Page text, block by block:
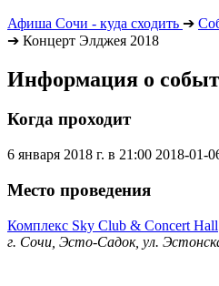
Афиша Сочи - куда сходить ➔
➔ Концерт Элджея 2018
Информация о
Когда проходит
6 января 2018 г. в 21:00 2018-01-
Место проведения
Комплекс Sky Club & Concert Hall
г. Сочи, Эсто-Садок, ул.